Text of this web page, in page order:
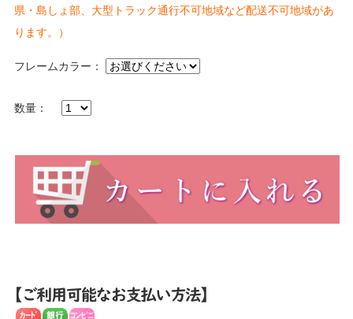
県・島しょ部、大型トラック通行不可地域など配送不可地域があ
ります。）
フレームカラー：
数量：